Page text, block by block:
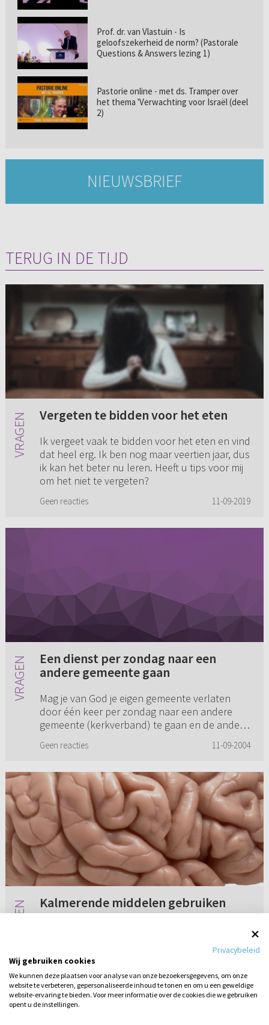
Prof. dr. van Vlastuin - Is
geloofszekerheid de norm? (Pastorale
Questions & Answers lezing 1)
Pastorie online - met ds. Tramper over
het thema 'Verwachting voor Israël (deel
2)
NIEUWSBRIEF
TERUG IN DE TIJD
Vergeten te bidden voor het eten
Ik vergeet vaak te bidden voor het eten en vind
dat heel erg. Ik ben nog maar veertien jaar, dus
ik kan het beter nu leren. Heeft u tips voor mij
om het niet te vergeten?
Geen reacties 11-09-2019
Een dienst per zondag naar een
andere gemeente gaan
Mag je van God je eigen gemeente verlaten
door één keer per zondag naar een andere
gemeente (kerkverband) te gaan en de andere
heeft God je met een special...
Geen reacties 11-09-2004
Kalmerende middelen gebruiken
onderdrukken/moduleren? Ik ben een
jongeman van 23 jaar oud en ik lijd aan autisme
en OCD/OCPD met borderlinetrekken. Al sinds
mi...
2 reacties 11-09-2017
Privacybeleid
Wij gebruiken cookies
We kunnen deze plaatsen voor analyse van onze bezoekersgegevens, om onze
website te verbeteren, gepersonaliseerde inhoud te tonen en om u een geweldige
website-ervaring te bieden. Voor meer informatie over de cookies die we gebruiken
opent u de instellingen.